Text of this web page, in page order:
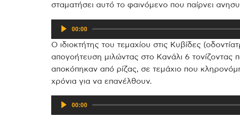
σταματήσει αυτό το φαινόμενο που παίρνει
Πρόγραμμα
Ήχου
00:00
Ο ιδιοκτήτης του τεμαχίου στις Κυβίδες
απογοήτευση μιλώντας στο Κανάλι 6 τονίζοντας
αποκόπηκαν από ρίζας, σε τεμάχιο που
χρόνια για να επανέλθουν.
Πρόγραμμα
Αναπαραγωγής
00:00